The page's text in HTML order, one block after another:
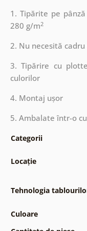
1. Tipărite pe
280 g/m2
2. Nu necesită
3. Tipărire cu
culorilor
4. Montaj ușor
5. Ambalate într-o
Categorii
Locație
Tehnologia
Culoare